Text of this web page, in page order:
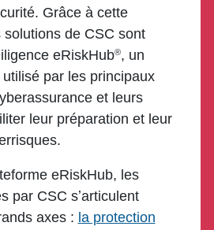
Grâce à cette
de CSC sont
eRiskHub®, un
par les principaux
et leurs
leur préparation et leur
eRiskHub, les
par CSC sʼarticulent
axes : la protection